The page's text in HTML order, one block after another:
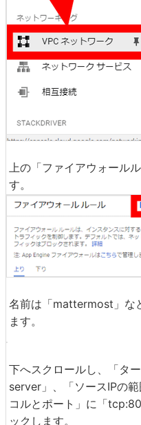
上の「ファイアウォール
す。
名前は「mattermost」な